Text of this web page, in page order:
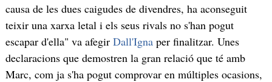
causa de les dues caigudes de divendres, ha aconseguit
teixir una xarxa letal i els seus rivals no s'han pogut
escapar d'ella" va afegir Dall'Ignaper finalitzar. Unes
declaracions que demostren la gran relació que té amb
Marc, com ja s'ha pogut comprovar en múltiples ocasions,